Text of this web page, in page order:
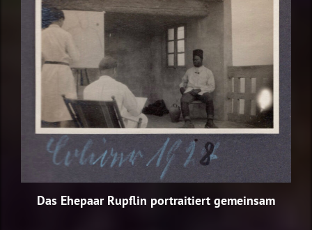
Das Ehepaar Rupflin portraitiert gemeinsam